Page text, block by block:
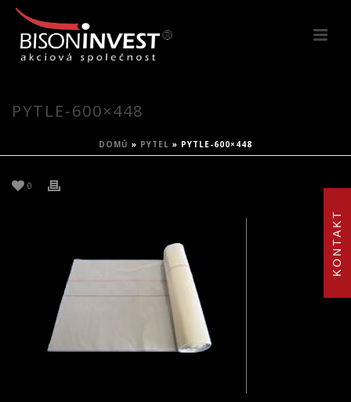
KONTAKT
PYTLE-600×448
DOMŮ » PYTEL » PYTLE-600×448
0